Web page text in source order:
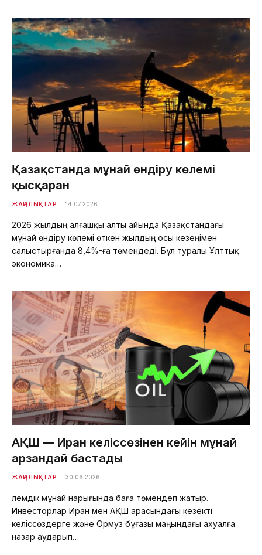
Қазақстанда мұнай өндіру көлемі
қысқарған
ЖАҢАЛЫҚТАР 14.07.2026
2026 жылдың алғашқы алты айында Қазақстандағы
мұнай өндіру көлемі өткен жылдың осы кезеңімен
салыстырғанда 8,4%-ға төмендеді. Бұл туралы Ұлттық
экономика…
АҚШ — Иран келіссөзінен кейін мұнай
арзандай бастады
ЖАҢАЛЫҚТАР 30.06.2026
Әлемдік мұнай нарығында баға төмендеп жатыр.
Инвесторлар Иран мен АҚШ арасындағы кезекті
келіссөздерге және Ормуз бұғазы маңындағы ахуалға
назар аударып…